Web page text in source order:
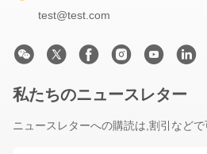
test@test.com
私たちのニュースレター
ニュースレターへの購読は,割引など